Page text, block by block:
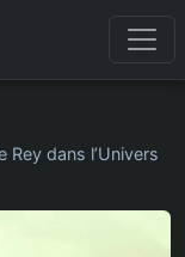
Rey dans l’Univers